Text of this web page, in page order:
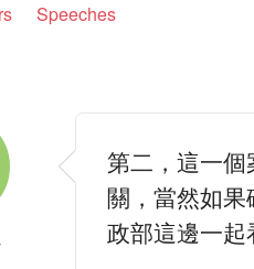
Speeches
第二，這一
關，當然如
政部這邊一起